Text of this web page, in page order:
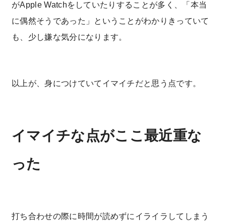
がApple Watchをしていたりすることが多く、「本当
に偶然そうであった」ということがわかりきっていて
も、少し嫌な気分になります。
以上が、身につけていてイマイチだと思う点です。
イマイチな点がここ最近重な
った
打ち合わせの際に時間が読めずにイライラしてしまう